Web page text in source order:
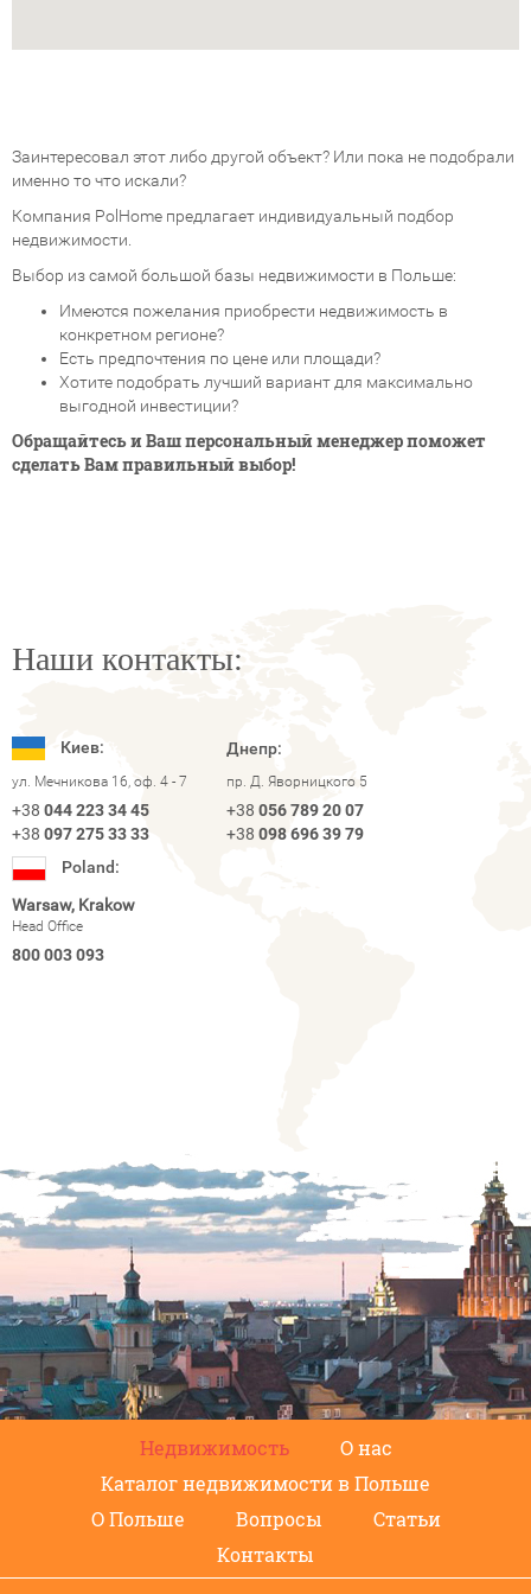
Заинтересовал этот либо другой объект? Или пока не подобрали
именно то что искали?
Компания PolHome предлагает индивидуальный подбор
недвижимости.
Выбор из самой большой базы недвижимости в Польше:
Имеются пожелания приобрести недвижимость в
конкретном регионе?
Есть предпочтения по цене или площади?
Хотите подобрать лучший вариант для максимально
выгодной инвестиции?
Обращайтесь и Ваш персональный менеджер поможет
сделать Вам правильный выбор!
Наши контакты:
Киев:
ул. Мечникова 16, оф. 4 - 7
+38 044 223 34 45
+38 097 275 33 33
Днепр:
пр. Д. Яворницкого 5
+38 056 789 20 07
+38 098 696 39 79
Poland:
Warsaw, Krakow
Head Office
800 003 093
Недвижимость
О нас
Каталог недвижимости в Польше
О Польше
Вопросы
Статьи
Контакты